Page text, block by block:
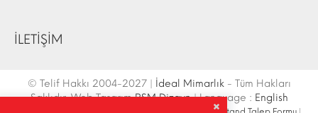
İLETİŞİM
© Telif Hakkı 2004-2027 | İdeal Mimarlık- Tüm Hakları
Saklıdır. Web TasarımRSM Dizayn| Language : English